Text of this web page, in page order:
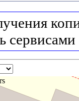
сервисами